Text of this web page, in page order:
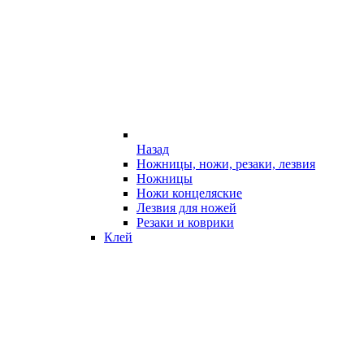
Назад
Ножницы, ножи, резаки, лезвия
Ножницы
Ножи концеляские
Лезвия для ножей
Резаки и коврики
Клей